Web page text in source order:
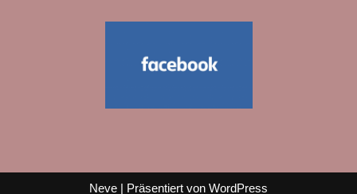
Neve | Präsentiert von WordPress